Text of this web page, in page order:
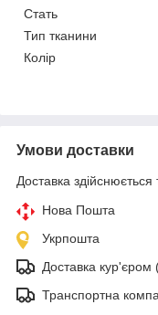
Стать
Тип тканини
Колір
Умови доставки
Доставка здійснюється
Нова Пошта
Укрпошта
Доставка кур'єром
Транспортна